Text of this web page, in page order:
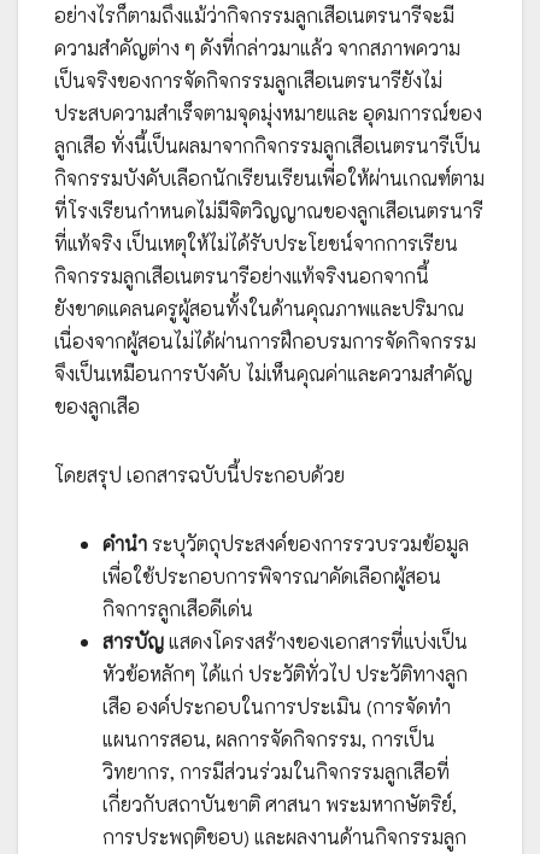
อย่างไรก็ตามถึงแม้ว่ากิจกรรมลูกเสือเนตรนารีจะมี
ความสำคัญต่าง ๆ ดังที่กล่าวมาแล้ว จากสภาพความ
เป็นจริงของการจัดกิจกรรมลูกเสือเนตรนารียังไม่
ประสบความสำเร็จตามจุดมุ่งหมายและ อุดมการณ์ของ
ลูกเสือ ทั่งนี้เป็นผลมาจากกิจกรรมลูกเสือเนตรนารีเป็น
กิจกรรมบังคับเลือกนักเรียนเรียนเพื่อให้ผ่านเกณฑ์ตาม
ที่โรงเรียนกำหนดไม่มีจิตวิญญาณของลูกเสือเนตรนารี
ที่แท้จริง เป็นเหตุให้ไม่ได้รับประโยชน์จากการเรียน
กิจกรรมลูกเสือเนตรนารีอย่างแท้จริงนอกจากนี้
ยังขาดแคลนครูผู้สอนทั้งในด้านคุณภาพและปริมาณ
เนื่องจากผู้สอนไม่ได้ผ่านการฝึกอบรมการจัดกิจกรรม
จึงเป็นเหมือนการบังคับ ไม่เห็นคุณค่าและความสำคัญ
ของลูกเสือ
โดยสรุป เอกสารฉบับนี้ประกอบด้วย
คำนำระบุวัตถุประสงค์ของการรวบรวมข้อมูล
เพื่อใช้ประกอบการพิจารณาคัดเลือกผู้สอน
กิจการลูกเสือดีเด่น
สารบัญแสดงโครงสร้างของเอกสารที่แบ่งเป็น
หัวข้อหลักๆ ได้แก่ ประวัติทั่วไป ประวัติทางลูก
เสือ องค์ประกอบในการประเมิน (การจัดทำ
แผนการสอน, ผลการจัดกิจกรรม, การเป็น
วิทยากร, การมีส่วนร่วมในกิจกรรมลูกเสือที่
เกี่ยวกับสถาบันชาติ ศาสนา พระมหากษัตริย์,
การประพฤติชอบ) และผลงานด้านกิจกรรมลูก